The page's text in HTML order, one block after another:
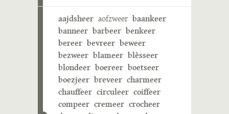
aajdsheer aofzweer baankeer
banneer barbeer benkeer
bereer bevreer beweer
bezweer blameer blèsseer
blondeer boereer boetseer
boezjeer breveer charmeer
chauffeer circuleer coiffeer
compeer cremeer crocheer